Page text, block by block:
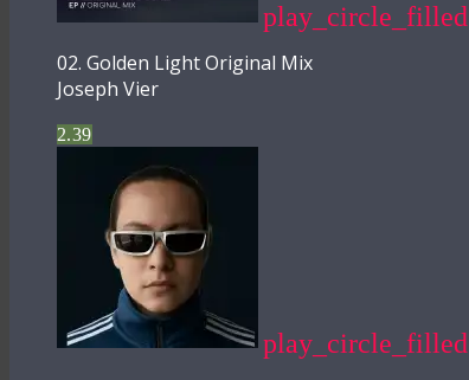
play_circle_filled
02. Golden Light Original Mix
Joseph Vier
2.39
play_circle_filled